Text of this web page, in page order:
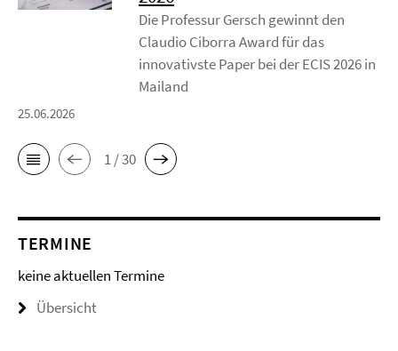
Die Professur Gersch gewinnt den
Claudio Ciborra Award für das
innovativste Paper bei der ECIS 2026 in
Mailand
25.06.2026
1 / 30
TERMINE
keine aktuellen Termine
Übersicht